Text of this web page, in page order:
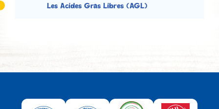
Les Acides Gras Libres (AGL)